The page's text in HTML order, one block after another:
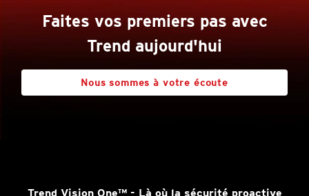
Faites vos premiers pas avec
Trend aujourd'hui
Nous sommes à votre écoute
Trend Vision One™- Là où la sécurité proactive